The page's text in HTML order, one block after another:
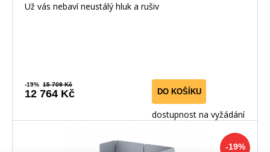
Už vás nebaví neustálý hluk a rušiv
-19% 15 709 Kč
12 764 Kč DO KOŠÍKU
dostupnost na vyžádání
-19%